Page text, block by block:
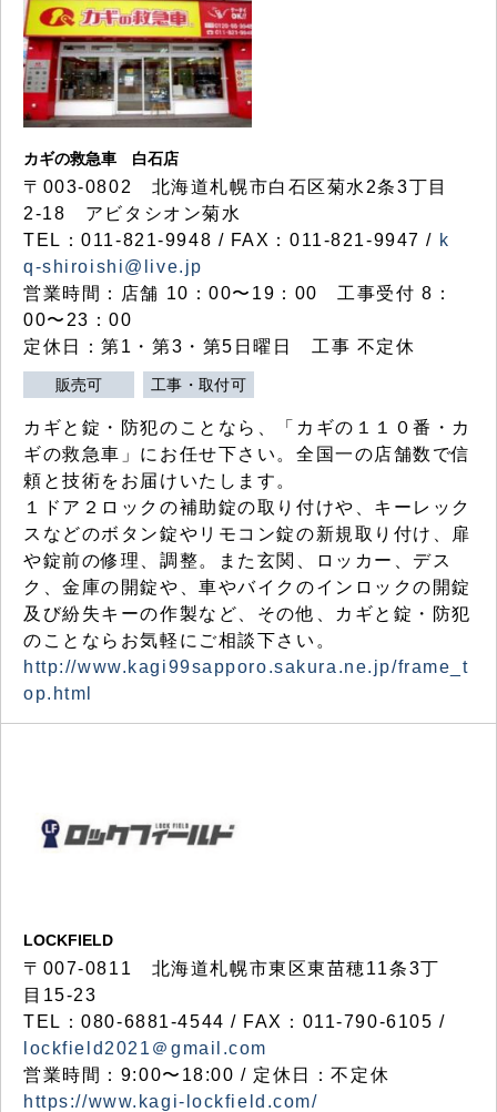
カギの救急車 白石店
〒003-0802 北海道札幌市白石区菊水2条3丁目
2-18 アビタシオン菊水
TEL：011-821-9948 / FAX：011-821-9947 / k
q-shiroishi@live.jp
営業時間：店舗 10：00〜19：00 工事受付 8：
00〜23：00
定休日：第1・第3・第5日曜日 工事 不定休
販売可 工事・取付可
カギと錠・防犯のことなら、「カギの１１０番・カ
ギの救急車」にお任せ下さい。全国一の店舗数で信
頼と技術をお届けいたします。
１ドア２ロックの補助錠の取り付けや、キーレック
スなどのボタン錠やリモコン錠の新規取り付け、扉
や錠前の修理、調整。また玄関、ロッカー、デス
ク、金庫の開錠や、車やバイクのインロックの開錠
及び紛失キーの作製など、その他、カギと錠・防犯
のことならお気軽にご相談下さい。
http://www.kagi99sapporo.sakura.ne.jp/frame_t
op.html
LOCKFIELD
〒007-0811 北海道札幌市東区東苗穂11条3丁
目15-23
TEL：080-6881-4544 / FAX：011-790-6105 /
lockfield2021＠gmail.com
営業時間：9:00〜18:00 / 定休日：不定休
https://www.kagi-lockfield.com/